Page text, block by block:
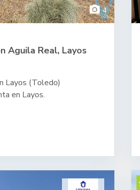
photo_camera4
Aguila Real, Layos
Layos (Toledo)
en Layos.